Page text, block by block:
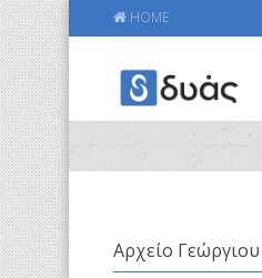
HOME
Αρχείο